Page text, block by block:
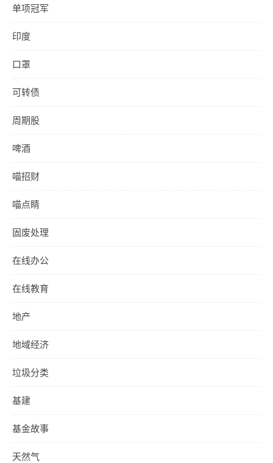
单项冠军
印度
口罩
可转债
周期股
啤酒
喵招财
喵点睛
固废处理
在线办公
在线教育
地产
地域经济
垃圾分类
基建
基金故事
天然气